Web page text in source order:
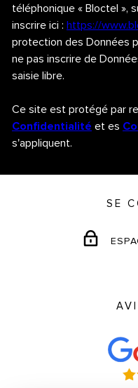
téléphonique « Bloctel »,
inscrire ici : https://
protection des Données
ne pas inscrire de
saisie libre.
Ce site est protégé par
Confidentialité et es
s'appliquent.
SE